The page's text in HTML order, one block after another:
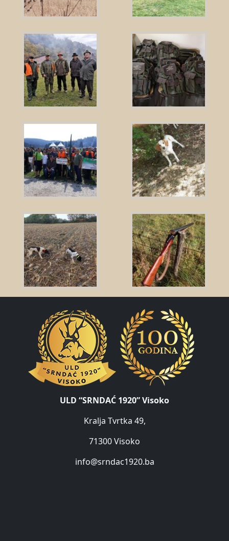
ULD “SRNDAĆ 1920” Visoko
Kralja Tvrtka 49,
71300 Visoko
info@srndac1920.ba